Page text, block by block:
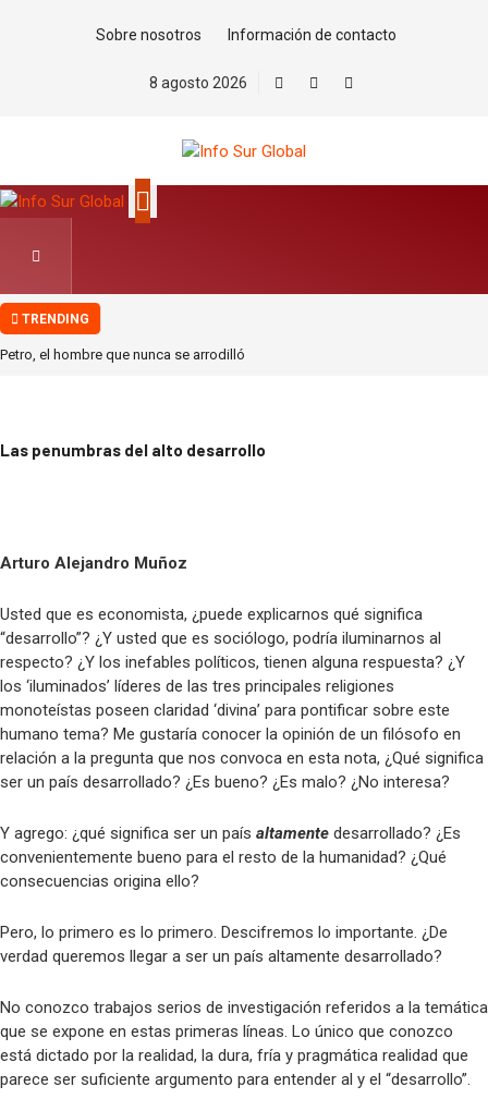
Sobre nosotros Información de contacto
8 agosto 2026
TRENDING
Petro, el hombre que nunca se arrodilló
Ante los riesgos de la Inteligencia Artificial, ¡Actuar Ya!. Por Saúl Escobar
De aquellos polvos, estos lodos El precio de renunciar a la brújula del
Las penumbras del alto desarrollo
Arturo Alejandro Muñoz
Usted que es economista, ¿puede explicarnos qué significa
“desarrollo”? ¿Y usted que es sociólogo, podría iluminarnos al
respecto? ¿Y los inefables políticos, tienen alguna respuesta? ¿Y
los ‘iluminados’ líderes de las tres principales religiones
monoteístas poseen claridad ‘divina’ para pontificar sobre este
humano tema? Me gustaría conocer la opinión de un filósofo en
relación a la pregunta que nos convoca en esta nota, ¿Qué significa
ser un país desarrollado? ¿Es bueno? ¿Es malo? ¿No interesa?
Y agrego: ¿qué significa ser un país altamente desarrollado? ¿Es
convenientemente bueno para el resto de la humanidad? ¿Qué
consecuencias origina ello?
Pero, lo primero es lo primero. Descifremos lo importante. ¿De
verdad queremos llegar a ser un país altamente desarrollado?
No conozco trabajos serios de investigación referidos a la temática
que se expone en estas primeras líneas. Lo único que conozco
está dictado por la realidad, la dura, fría y pragmática realidad que
parece ser suficiente argumento para entender al y el “desarrollo”.